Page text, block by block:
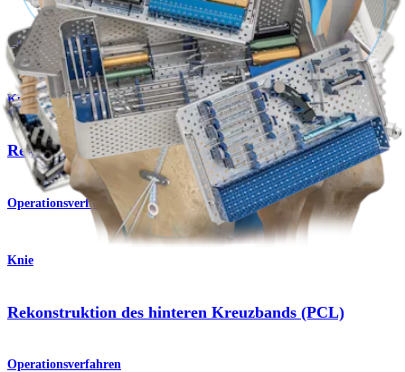
Operationsverfahren
Knie
Rekonstruktion des hinteren Kreuzbands (PCL)
Operationsverfahren
Knie
Rekonstruktion des hinteren Kreuzbands (PCL)
Operationsverfahren